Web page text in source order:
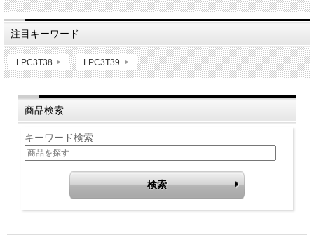
注目キーワード
LPC3T38 LPC3T39
商品検索
キーワード検索